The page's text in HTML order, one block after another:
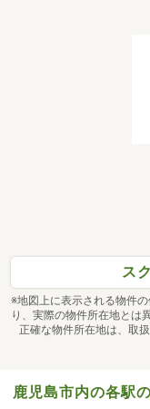
ス
※地図上に表示される物件
り、実際の物件所在地とは
正確な物件所在地は、取
鹿児島市内の各駅